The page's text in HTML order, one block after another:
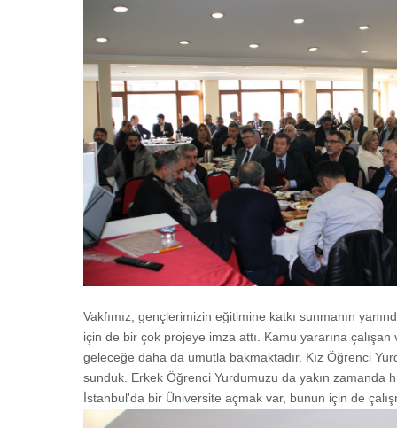
Vakfımız, gençlerimizin eğitimine katkı sunmanın
için de bir çok projeye imza attı. Kamu yararına çalışan
geleceğe daha da umutla bakmaktadır. Kız Öğrenci
sunduk. Erkek Öğrenci Yurdumuzu da yakın zamanda
İstanbul'da bir Üniversite açmak var, bunun için de